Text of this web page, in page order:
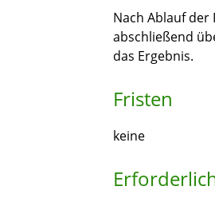
Nach Ablauf
abschließend
das Ergebnis.
Fristen
keine